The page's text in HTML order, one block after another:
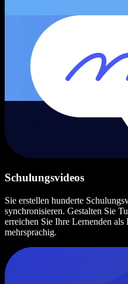
Schulungsvideos
Sie erstellen hunderte
synchronisieren. Gestalten Sie
erreichen Sie Ihre Lernenden als
mehrsprachig.